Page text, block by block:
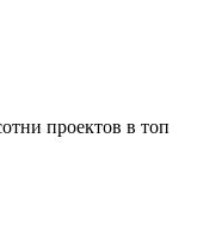
проектов в топ